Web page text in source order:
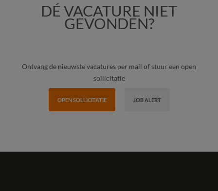
DÉ VACATURE NIET
GEVONDEN?
Ontvang de nieuwste vacatures per mail of stuur een open
sollicitatie
OPEN SOLLICITATIE JOB ALERT